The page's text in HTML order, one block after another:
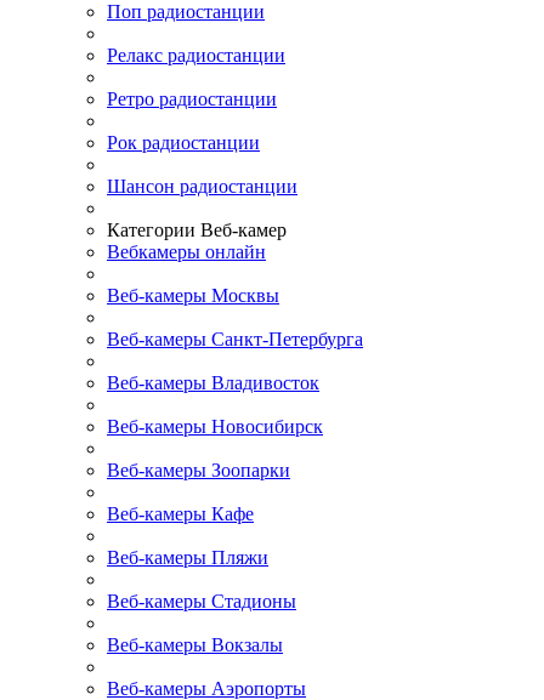
Поп радиостанции
Релакс радиостанции
Ретро радиостанции
Рок радиостанции
Шансон радиостанции
Категории Веб-камер
Вебкамеры онлайн
Веб-камеры Москвы
Веб-камеры Санкт-Петербурга
Веб-камеры Владивосток
Веб-камеры Новосибирск
Веб-камеры Зоопарки
Веб-камеры Кафе
Веб-камеры Пляжи
Веб-камеры Стадионы
Веб-камеры Вокзалы
Веб-камеры Аэропорты